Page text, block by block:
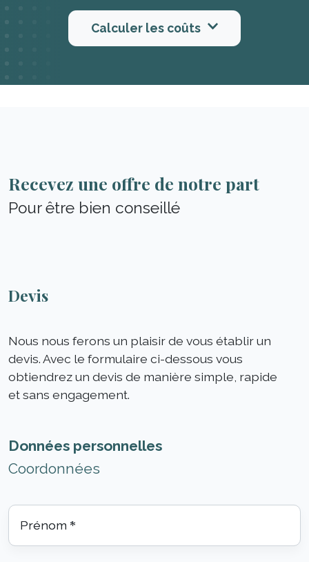
Calculer les coûts
Recevez une offre de notre part
Pour être bien conseillé
Devis
Nous nous ferons un plaisir de vous établir un
devis. Avec le formulaire ci-dessous vous
obtiendrez un devis de manière simple, rapide
et sans engagement.
Données personnelles
Coordonnées
Prénom *